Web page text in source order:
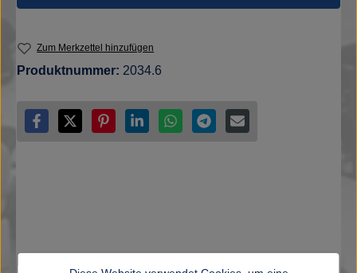
Zum Merkzettel hinzufügen
Produktnummer: 2034.6